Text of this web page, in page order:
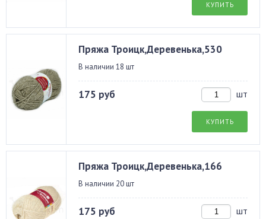
КУПИТЬ
Пряжа Троицк,Деревенька,530
В наличии 18 шт
175 руб шт
КУПИТЬ
Пряжа Троицк,Деревенька,166
В наличии 20 шт
175 руб шт